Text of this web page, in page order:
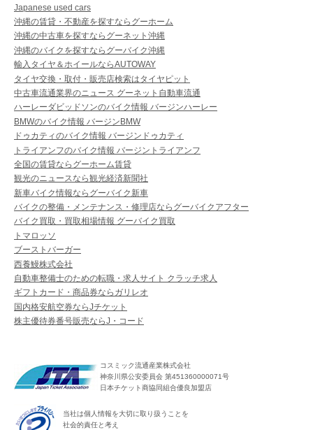
Japanese used cars
沖縄の賃貸・不動産を探すならグーホーム
沖縄の中古車を探すならグーネット沖縄
沖縄のバイクを探すならグーバイク沖縄
輸入タイヤ＆ホイールならAUTOWAY
タイヤ交換・取付・販売店検索はタイヤピット
中古車流通業界のニュース グーネット自動車流通
ハーレーダビッドソンのバイク情報 バージンハーレー
BMWのバイク情報 バージンBMW
ドゥカティのバイク情報 バージンドゥカティ
トライアンフのバイク情報 バージントライアンフ
全国の賃貸ならグーホーム賃貸
観光のニュースなら観光経済新聞社
新車バイク情報ならグーバイク新車
バイクの整備・メンテナンス・修理店ならグーバイクアフター
バイク買取・買取相場情報 グーバイク買取
トマロッソ
ブーストバーガー
西養鰻株式会社
自動車整備士のための転職・求人サイト クラッチ求人
ギフトカード・商品券ならガリレオ
国内格安航空券ならJチケット
株主優待券番号販売ならJ・コード
コスミック流通産業株式会社
神奈川県公安委員会 第451360000071号
日本チケット商協同組合優良加盟店
当社は個人情報を大切に取り扱うことを
社会的責任と考え